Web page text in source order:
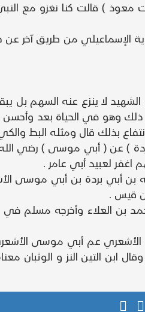
معوذ ) قالت كنا نغزو مع
الإسماعيلي من طريق آخر عن
لا ينزع عنه السهم بل
وهو في الحياة بعد وأحسن
بذلك قال ومثله البط
بردة ) عن ( أبي موسى ) رضي
اغفر لعبيد أبي عامر .
بن أبي بردة بن أبي موسى
قيس .
العلاء وأخرجه مسلم في
عم أبي موسى
التين النز و الوثبان